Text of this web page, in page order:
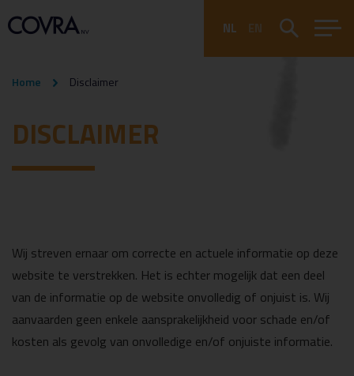
NL EN
Home Disclaimer
DISCLAIMER
Wij streven ernaar om correcte en actuele informatie op deze
website te verstrekken. Het is echter mogelijk dat een deel
van de informatie op de website onvolledig of onjuist is. Wij
aanvaarden geen enkele aansprakelijkheid voor schade en/of
kosten als gevolg van onvolledige en/of onjuiste informatie.